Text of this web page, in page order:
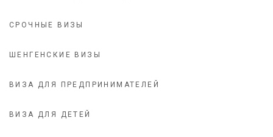
СРОЧНЫЕ ВИЗЫ
ШЕНГЕНСКИЕ ВИЗЫ
ВИЗА ДЛЯ ПРЕДПРИНИМАТЕЛЕЙ
ВИЗА ДЛЯ ДЕТЕЙ